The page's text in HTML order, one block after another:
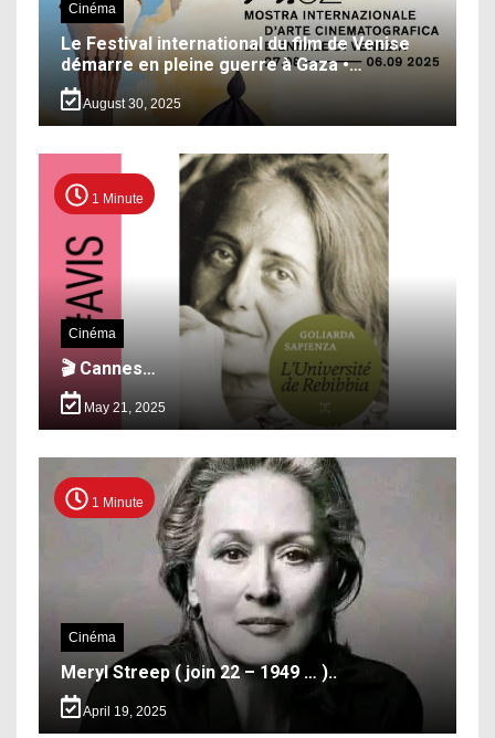
Cinéma
Le Festival international du film de Venise
démarre en pleine guerre à Gaza •…
August 30, 2025
1 Minute
Cinéma
🎬 Cannes…
May 21, 2025
1 Minute
Cinéma
Meryl Streep ( join 22 – 1949 … )..
April 19, 2025